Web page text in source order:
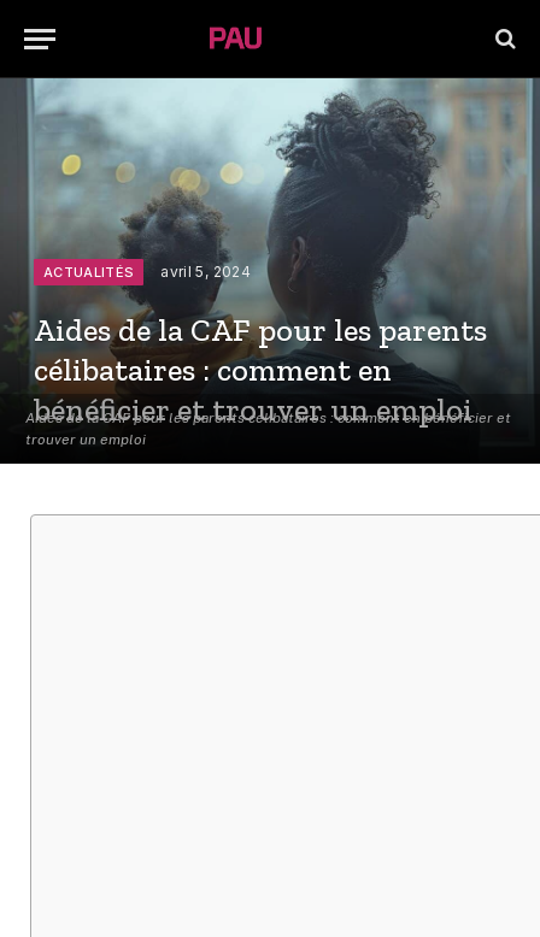
Aides de la CAF pour les parents célibataires : comment en bénéficier et
trouver un emploi
ACTUALITÉS avril 5, 2024
Aides de la CAF pour les parents
célibataires : comment en
bénéficier et trouver un emploi